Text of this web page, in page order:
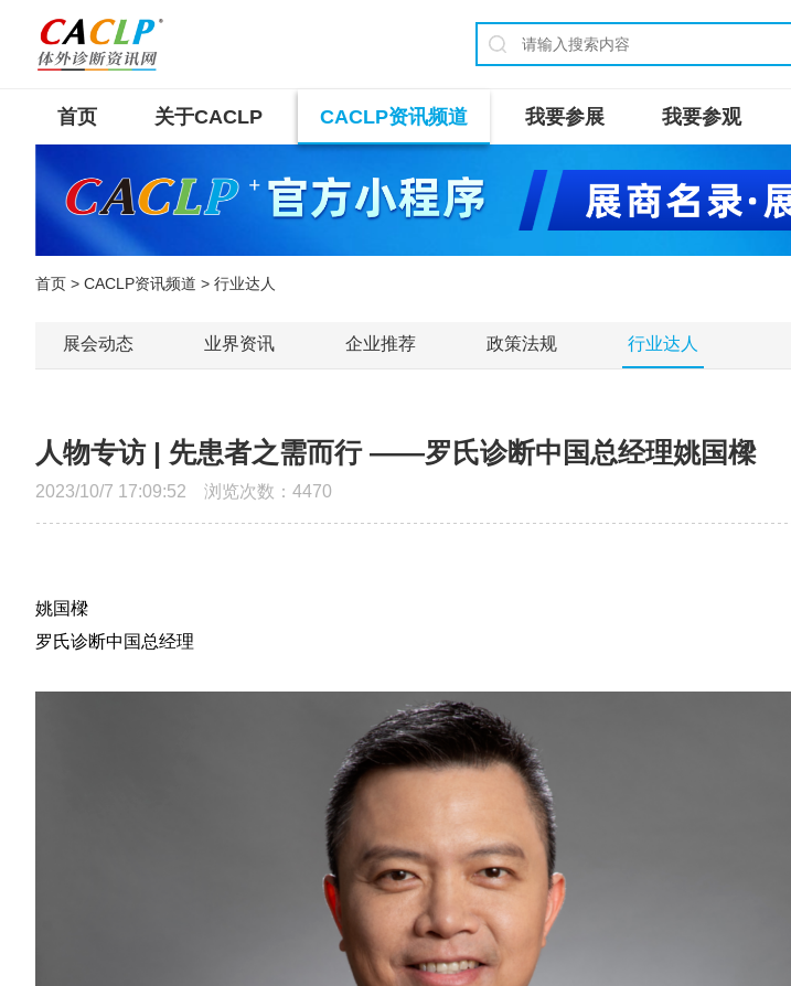
首页 关于CACLP CACLP资讯频道 我要参展 我要参观
首页 > CACLP资讯频道 > 行业达人
展会动态 业界资讯 企业推荐 政策法规 行业达人
人物专访 | 先患者之需而行 ——罗氏诊断中国总经理姚国樑
2023/10/7 17:09:52 浏览次数： 4470
姚国樑
罗氏诊断中国总经理